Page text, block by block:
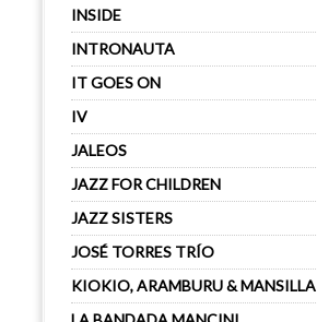
INSIDE
INTRONAUTA
IT GOES ON
IV
JALEOS
JAZZ FOR CHILDREN
JAZZ SISTERS
JOSÉ TORRES TRÍO
KIOKIO, ARAMBURU & MANSILLA